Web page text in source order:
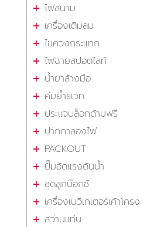
ไฟสนาม
เครื่องเติมลม
ไขควงกระแทก
ไฟฉายสปอตไลท์
น้ำยาล้างมือ
คีมย้ำริเวท
ประแจบล็อกด้ามฟรี
ปากกาลองไฟ
PACKOUT
ปั๊มอัดแรงดันน้ำ
ชุดลูกบ๊อกซ์
เครื่องเนวิเกเตอร์เค้าโครง
สว่านแท่น